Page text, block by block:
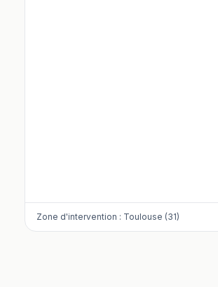
Zone d'intervention : Toulouse (31)